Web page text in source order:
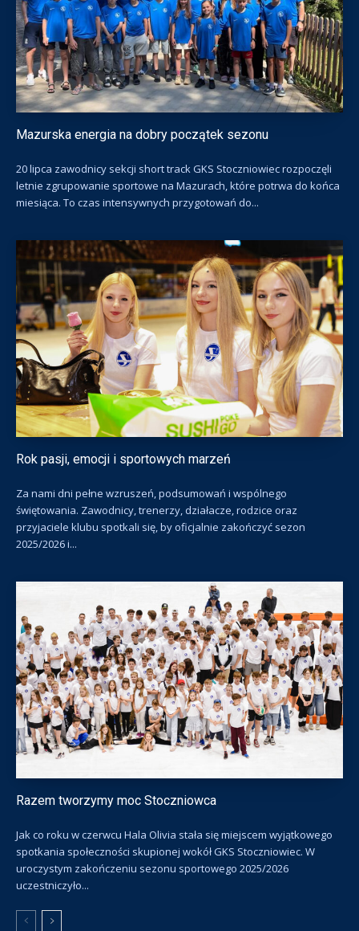
Mazurska energia na dobry początek sezonu
20 lipca zawodnicy sekcji short track GKS Stoczniowiec rozpoczęli
letnie zgrupowanie sportowe na Mazurach, które potrwa do końca
miesiąca. To czas intensywnych przygotowań do...
Rok pasji, emocji i sportowych marzeń
Za nami dni pełne wzruszeń, podsumowań i wspólnego
świętowania. Zawodnicy, trenerzy, działacze, rodzice oraz
przyjaciele klubu spotkali się, by oficjalnie zakończyć sezon
2025/2026 i...
Razem tworzymy moc Stoczniowca
Jak co roku w czerwcu Hala Olivia stała się miejscem wyjątkowego
spotkania społeczności skupionej wokół GKS Stoczniowiec. W
uroczystym zakończeniu sezonu sportowego 2025/2026
uczestniczyło...